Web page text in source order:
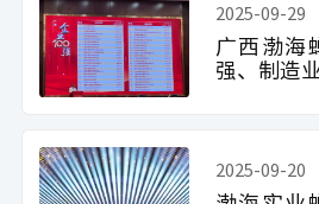
2025-09-29
广西渤海
强、制造
2025-09-20